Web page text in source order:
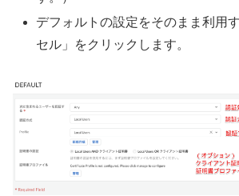
デフォルトの設定をそのまま利用
セル」をクリックします。